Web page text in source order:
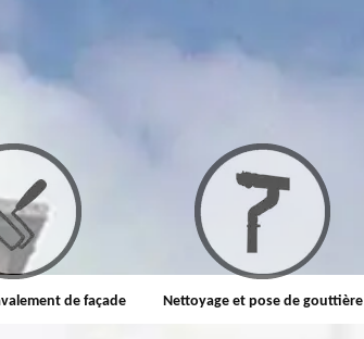
de façade Nettoyage et pose de gouttière